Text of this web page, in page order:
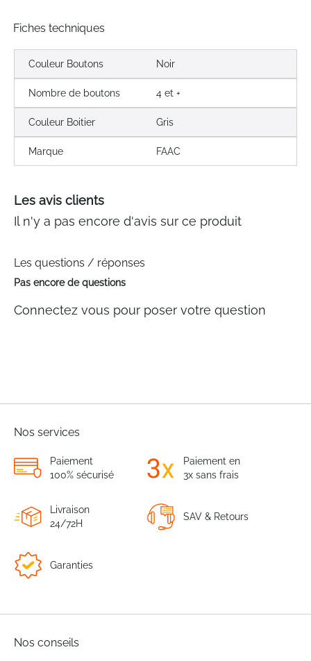
Fiches techniques
Couleur Boutons Noir
Nombre de boutons 4 et +
Couleur Boitier Gris
Marque FAAC
Les avis clients
Il n'y a pas encore d'avis sur ce produit
Les questions / réponses
Pas encore de questions
Connectez vous pour poser votre question
Nos services
Paiement
100% sécurisé
Paiement en
3x sans frais
Livraison
24/72H
SAV & Retours
Garanties
Nos conseils